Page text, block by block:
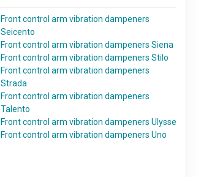
Front control arm vibration dampeners
Seicento
Front control arm vibration dampeners Siena
Front control arm vibration dampeners Stilo
Front control arm vibration dampeners
Strada
Front control arm vibration dampeners
Talento
Front control arm vibration dampeners Ulysse
Front control arm vibration dampeners Uno